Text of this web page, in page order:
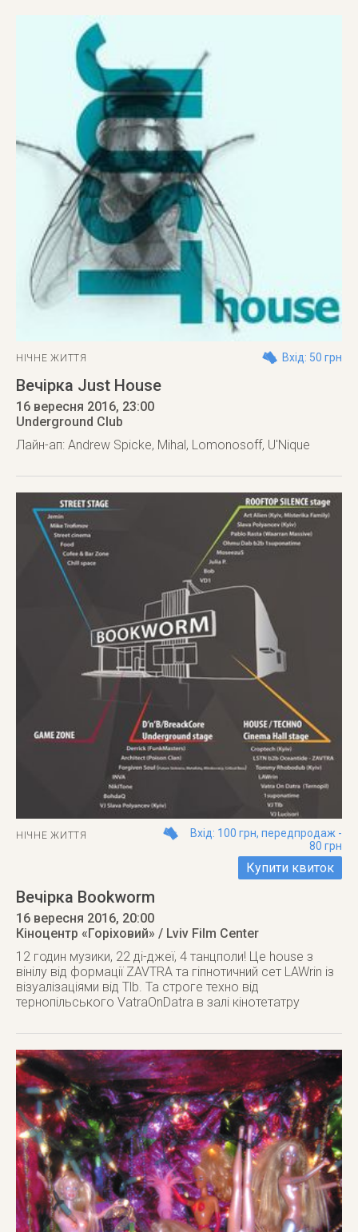
НІЧНЕ ЖИТТЯ Вхід: 50 грн
Вечірка Just House
16 вересня 2016, 23:00
Underground Club
Лайн-ап: Andrew Spicke, Mihal, Lomonosoff, U'Nique
НІЧНЕ ЖИТТЯ
Вхід: 100 грн, передпродаж -
80 грн
Купити квиток
Вечірка Bookworm
16 вересня 2016, 20:00
Кіноцентр «Горіховий» / Lviv Film Center
12 годин музики, 22 ді-джеї, 4 танцполи! Це house з
вінілу від формації ZAVTRA та гіпнотичний сет LAWrin із
візуалізаціями від Tlb. Та строге техно від
тернопільського VatraOnDatra в залі кінотетатру